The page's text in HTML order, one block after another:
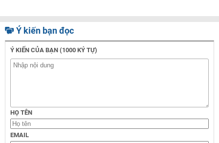
Ý kiến bạn đọc
Ý KIẾN CỦA BẠN (1000 KÝ TỰ)
HỌ TÊN
EMAIL